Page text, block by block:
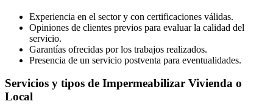
Experiencia en el sector y con certificaciones válidas.
Opiniones de clientes previos para evaluar la calidad del
servicio.
Garantías ofrecidas por los trabajos realizados.
Presencia de un servicio postventa para eventualidades.
Servicios y tipos de Impermeabilizar Vivienda o
Local